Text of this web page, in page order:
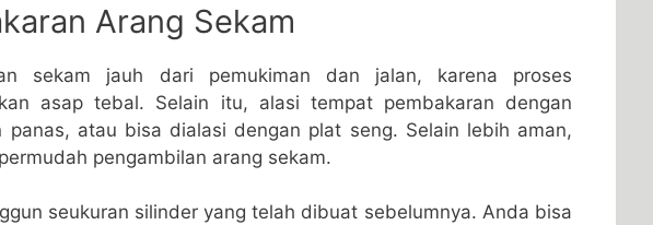
Arang Sekam
sekam jauh dari pemukiman dan jalan, karena proses
asap tebal. Selain itu, alasi tempat pembakaran dengan
panas, atau bisa dialasi dengan plat seng. Selain lebih aman,
pengambilan arang sekam.
seukuran silinder yang telah dibuat sebelumnya. Anda bisa